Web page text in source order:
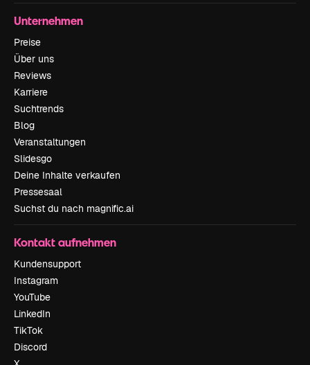
Unternehmen
Preise
Über uns
Reviews
Karriere
Suchtrends
Blog
Veranstaltungen
Slidesgo
Deine Inhalte verkaufen
Pressesaal
Suchst du nach magnific.ai
Kontakt aufnehmen
Kundensupport
Instagram
YouTube
LinkedIn
TikTok
Discord